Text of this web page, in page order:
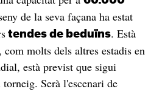
de la seva façana ha estat
tendes de beduïns. Està
molts dels altres estadis en
està previst que sigui
Serà l'escenari de